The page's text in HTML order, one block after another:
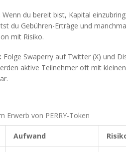
Wenn du bereit bist, Kapital
du Gebühren-Erträge und
mit Risiko.
Folge Swaperry auf Twitter (X) und
aktive Teilnehmer oft mit
Erwerb von PERRY-Token
Aufwand